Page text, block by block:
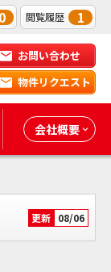
0 閲覧履歴 1
お問い合わせ
物件リクエスト
会社概要
更新 08/06